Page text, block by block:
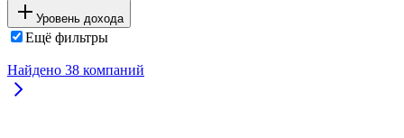
Уровень дохода
Ещё фильтры
Найдено 38 компаний